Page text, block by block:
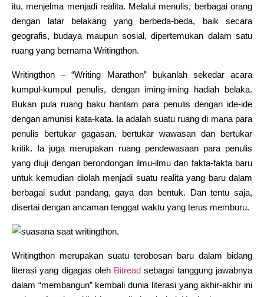
itu, menjelma menjadi realita. Melalui menulis, berbagai orang
dengan latar belakang yang berbeda-beda, baik secara
geografis, budaya maupun sosial, dipertemukan dalam satu
ruang yang bernama Writingthon.
Writingthon – “Writing Marathon” bukanlah sekedar acara
kumpul-kumpul penulis, dengan iming-iming hadiah belaka.
Bukan pula ruang baku hantam para penulis dengan ide-ide
dengan amunisi kata-kata. Ia adalah suatu ruang di mana para
penulis bertukar gagasan, bertukar wawasan dan bertukar
kritik. Ia juga merupakan ruang pendewasaan para penulis
yang diuji dengan berondongan ilmu-ilmu dan fakta-fakta baru
untuk kemudian diolah menjadi suatu realita yang baru dalam
berbagai sudut pandang, gaya dan bentuk. Dan tentu saja,
disertai dengan ancaman tenggat waktu yang terus memburu.
Writingthon merupakan suatu terobosan baru dalam bidang
literasi yang digagas oleh Bitread sebagai tanggung jawabnya
dalam “membangun” kembali dunia literasi yang akhir-akhir ini